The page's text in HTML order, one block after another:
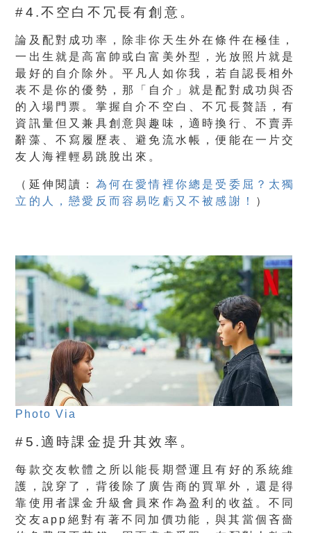
#4.不空白不冗長有創意。
論及配對成功率，除非你天生外在條件在極佳，
一出生就是高富帥或白富美外型，光放照片就是
最好的自介除外。平凡人如你我，若自認長相外
表不是你的優勢，那「自介」就是配對成功與否
的入場門票。掌握自介不空白、不冗長贅語，有
資訊量但又兼具創意與趣味，適時換行、不賣弄
辭藻、不寫履歷表、避免流水帳，便能在一片交
友人海裡輕易跳脫出來。
（ 延伸閱讀： 為何在愛情裡你總是受委屈？太獨
立的人，戀愛反而容易吃虧又不被感謝！
）
Photo Via
#5.適時課金提升其效率。
每款交友軟體之所以能長期營運且有好的系統維
護，說穿了，背後除了廣告商的買單外，還是得
靠使用者課金升級會員來作為盈利的收益。不同
交友app絕對有著不同加價功能，與其當個吝嗇